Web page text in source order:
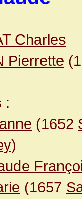
Charles
Pierrette
:
(1652
)
(1657